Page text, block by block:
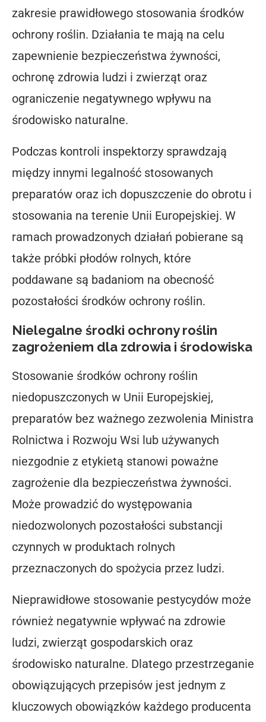
zakresie prawidłowego stosowania środków
ochrony roślin. Działania te mają na celu
zapewnienie bezpieczeństwa żywności,
ochronę zdrowia ludzi i zwierząt oraz
ograniczenie negatywnego wpływu na
środowisko naturalne.
Podczas kontroli inspektorzy sprawdzają
między innymi legalność stosowanych
preparatów oraz ich dopuszczenie do obrotu i
stosowania na terenie Unii Europejskiej. W
ramach prowadzonych działań pobierane są
także próbki płodów rolnych, które
poddawane są badaniom na obecność
pozostałości środków ochrony roślin.
Nielegalne środki ochrony roślin
zagrożeniem dla zdrowia i środowiska
Stosowanie środków ochrony roślin
niedopuszczonych w Unii Europejskiej,
preparatów bez ważnego zezwolenia Ministra
Rolnictwa i Rozwoju Wsi lub używanych
niezgodnie z etykietą stanowi poważne
zagrożenie dla bezpieczeństwa żywności.
Może prowadzić do występowania
niedozwolonych pozostałości substancji
czynnych w produktach rolnych
przeznaczonych do spożycia przez ludzi.
Nieprawidłowe stosowanie pestycydów może
również negatywnie wpływać na zdrowie
ludzi, zwierząt gospodarskich oraz
środowisko naturalne. Dlatego przestrzeganie
obowiązujących przepisów jest jednym z
kluczowych obowiązków każdego producenta